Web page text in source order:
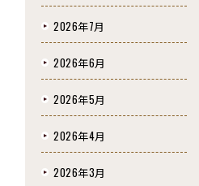
2026年7月
2026年6月
2026年5月
2026年4月
2026年3月